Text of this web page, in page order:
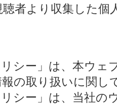
者より収集した個
シー」は、本ウェ
の取り扱いに関し
シー」は、当社の